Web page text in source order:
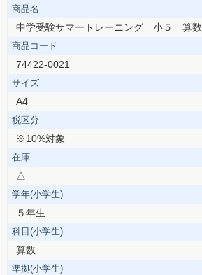
商品名
中学受験サマートレーニング 小５ 算数
商品コード
74422-0021
サイズ
A4
税区分
※10%対象
在庫
△
学年(小学生)
５年生
科目(小学生)
算数
準拠(小学生)